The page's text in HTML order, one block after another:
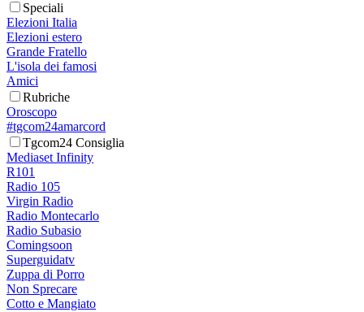
Speciali
Elezioni Italia
Elezioni estero
Grande Fratello
L'isola dei famosi
Amici
Rubriche
Oroscopo
#tgcom24amarcord
Tgcom24 Consiglia
Mediaset Infinity
R101
Radio 105
Virgin Radio
Radio Montecarlo
Radio Subasio
Comingsoon
Superguidatv
Zuppa di Porro
Non Sprecare
Cotto e Mangiato